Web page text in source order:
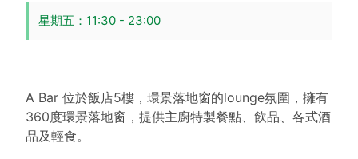
星期五：11:30 - 23:00
A Bar 位於飯店5樓，環景落地窗的lounge氛圍，擁有
360度環景落地窗，提供主廚特製餐點、飲品、各式酒
品及輕食。